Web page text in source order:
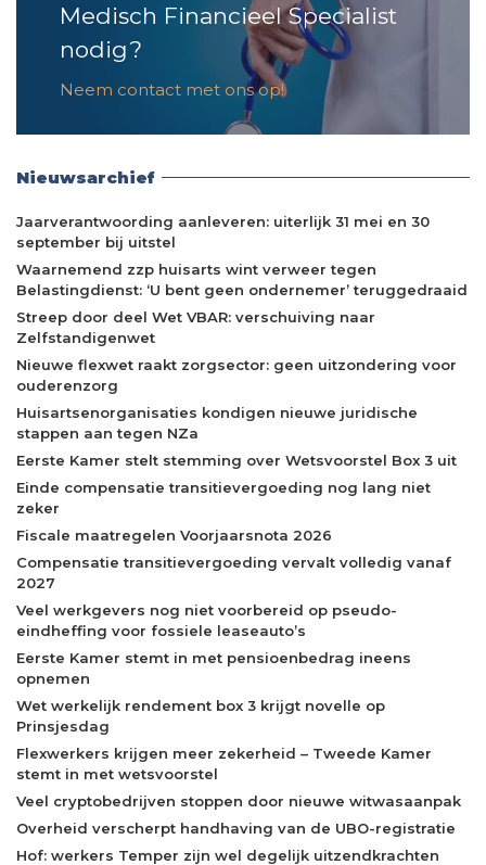
Medisch Financieel Specialist
nodig?
Neem contact met ons op!
Nieuwsarchief
Jaarverantwoording aanleveren: uiterlijk 31 mei en 30
september bij uitstel
Waarnemend zzp huisarts wint verweer tegen
Belastingdienst: ‘U bent geen ondernemer’ teruggedraaid
Streep door deel Wet VBAR: verschuiving naar
Zelfstandigenwet
Nieuwe flexwet raakt zorgsector: geen uitzondering voor
ouderenzorg
Huisartsenorganisaties kondigen nieuwe juridische
stappen aan tegen NZa
Eerste Kamer stelt stemming over Wetsvoorstel Box 3 uit
Einde compensatie transitievergoeding nog lang niet
zeker
Fiscale maatregelen Voorjaarsnota 2026
Compensatie transitievergoeding vervalt volledig vanaf
2027
Veel werkgevers nog niet voorbereid op pseudo-
eindheffing voor fossiele leaseauto’s
Eerste Kamer stemt in met pensioenbedrag ineens
opnemen
Wet werkelijk rendement box 3 krijgt novelle op
Prinsjesdag
Flexwerkers krijgen meer zekerheid – Tweede Kamer
stemt in met wetsvoorstel
Veel cryptobedrijven stoppen door nieuwe witwasaanpak
Overheid verscherpt handhaving van de UBO-registratie
Hof: werkers Temper zijn wel degelijk uitzendkrachten